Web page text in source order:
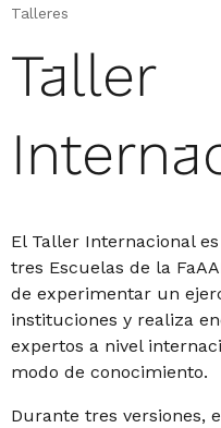
Talleres
Taller
El Taller Internacional
tres Escuelas de la
de experimentar un
instituciones y realiza
expertos a nivel
modo de conocimiento.
Durante tres versiones,